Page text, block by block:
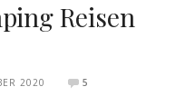
Reisen
2020 5